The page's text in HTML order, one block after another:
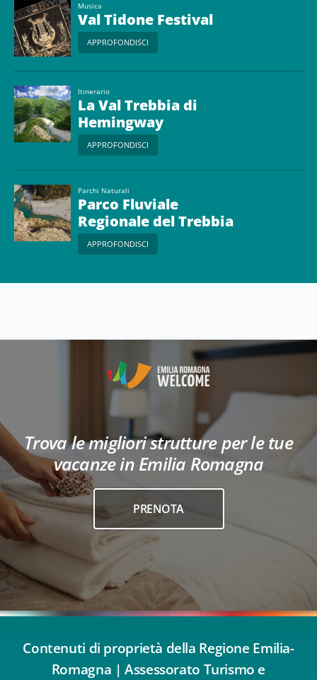
Musica
Val Tidone Festival
APPROFONDISCI
Itinerario
La Val Trebbia di
Hemingway
APPROFONDISCI
Parchi Naturali
Parco Fluviale
Regionale del Trebbia
APPROFONDISCI
Trova le migliori strutture per le tue
vacanze in Emilia Romagna
PRENOTA
Contenuti di proprietà della Regione Emilia-
Romagna | Assessorato Turismo e